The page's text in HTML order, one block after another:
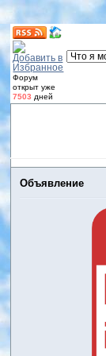
Форум
открыт уже
7503 дней
Объявление